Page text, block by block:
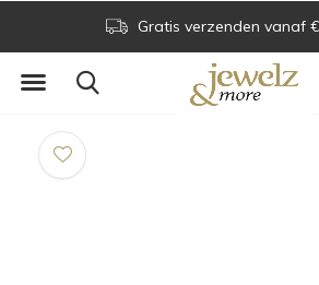
Gratis verzenden vanaf